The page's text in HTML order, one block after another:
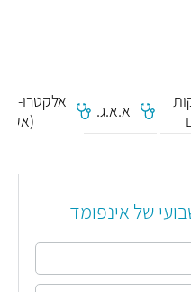
א.א.ג.
אלקטרו-
של אינפומד